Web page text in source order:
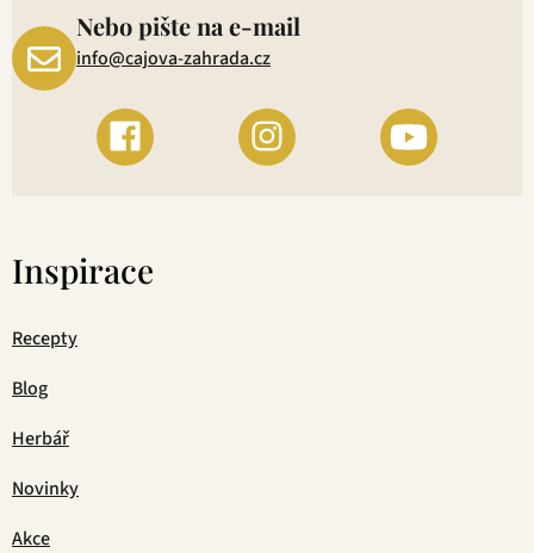
Nebo pište na e-mail
info@cajova-zahrada.cz
Inspirace
Recepty
Blog
Herbář
Novinky
Akce